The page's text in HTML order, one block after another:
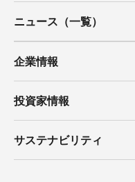
ニュース（一覧）
企業情報
投資家情報
サステナビリティ